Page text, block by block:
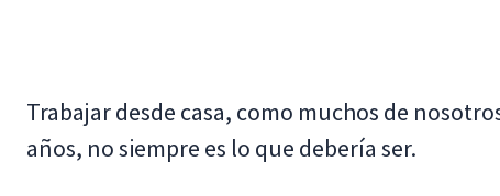
Trabajar desde casa, como muchos de
años, no siempre es lo que debería ser.